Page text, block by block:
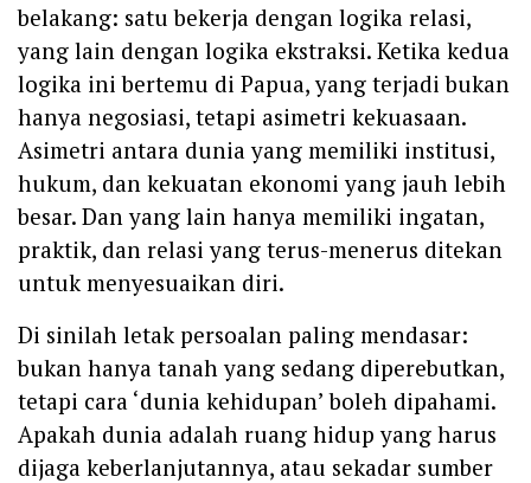
belakang: satu bekerja dengan logika relasi,
yang lain dengan logika ekstraksi. Ketika kedua
logika ini bertemu di Papua, yang terjadi bukan
hanya negosiasi, tetapi asimetri kekuasaan.
Asimetri antara dunia yang memiliki institusi,
hukum, dan kekuatan ekonomi yang jauh lebih
besar. Dan yang lain hanya memiliki ingatan,
praktik, dan relasi yang terus-menerus ditekan
untuk menyesuaikan diri.
Di sinilah letak persoalan paling mendasar:
bukan hanya tanah yang sedang diperebutkan,
tetapi cara ‘dunia kehidupan’ boleh dipahami.
Apakah dunia adalah ruang hidup yang harus
dijaga keberlanjutannya, atau sekadar sumber